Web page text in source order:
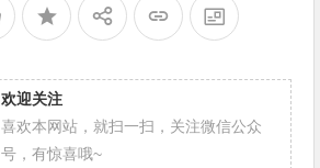
欢迎关注
喜欢本网站，就扫一扫，关注微信公众
号，有惊喜哦~